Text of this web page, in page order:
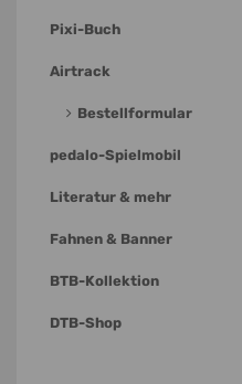
Pixi-Buch
Airtrack
Bestellformular
pedalo-Spielmobil
Literatur & mehr
Fahnen & Banner
BTB-Kollektion
DTB-Shop